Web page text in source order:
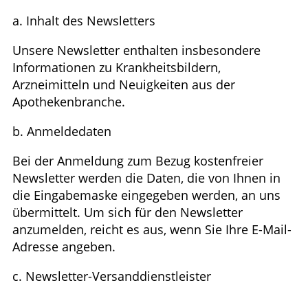
a. Inhalt des Newsletters
Unsere Newsletter enthalten insbesondere
Informationen zu Krankheitsbildern,
Arzneimitteln und Neuigkeiten aus der
Apothekenbranche.
b. Anmeldedaten
Bei der Anmeldung zum Bezug kostenfreier
Newsletter werden die Daten, die von Ihnen in
die Eingabemaske eingegeben werden, an uns
übermittelt. Um sich für den Newsletter
anzumelden, reicht es aus, wenn Sie Ihre E-Mail-
Adresse angeben.
c. Newsletter-Versanddienstleister